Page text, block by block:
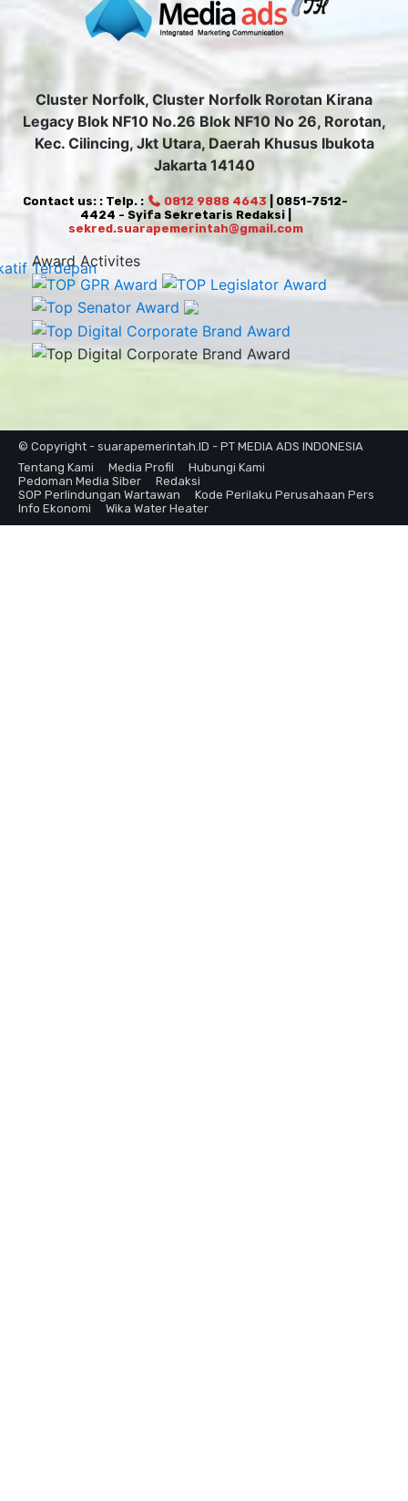
Cluster Norfolk, Cluster Norfolk Rorotan Kirana
Legacy Blok NF10 No.26 Blok NF10 No 26, Rorotan,
Kec. Cilincing, Jkt Utara, Daerah Khusus Ibukota
Jakarta 14140
Contact us: : Telp. : 0812 9888 4643 | 0851-7512-
4424 - Syifa Sekretaris Redaksi |
sekred.suarapemerintah@gmail.com
Award Activites
© Copyright - suarapemerintah.ID - PT MEDIA ADS INDONESIA
Tentang Kami
Media Profil
Hubungi Kami
Pedoman Media Siber
Redaksi
SOP Perlindungan Wartawan
Kode Perilaku Perusahaan Pers
Info Ekonomi
Wika Water Heater